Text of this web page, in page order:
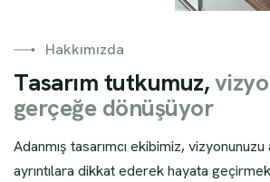
Hakkımızda
Tasarım tutkumuz,vizyo
gerçeğe dönüşüyor
Adanmış tasarımcı ekibimiz,
ayrıntılara dikkat ederek hayata